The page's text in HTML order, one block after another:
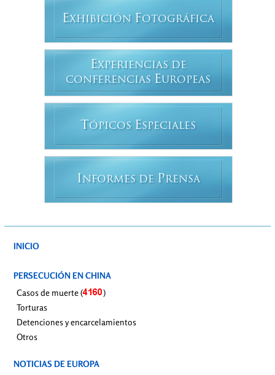
EXHIBICIÓN FOTOGRÁFICA
EXPERIENCIAS DE
CONFERENCIAS EUROPEAS
T ÓPICOS ESPECIALES
INFORMES DE PRENSA
INICIO
PERSECUCIÓN EN CHINA
Casos de muerte (
)
Torturas
Detenciones y encarcelamientos
Otros
NOTICIAS DE EUROPA